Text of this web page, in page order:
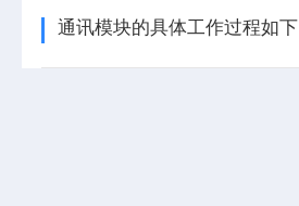
通讯模块的具体工作过程如下